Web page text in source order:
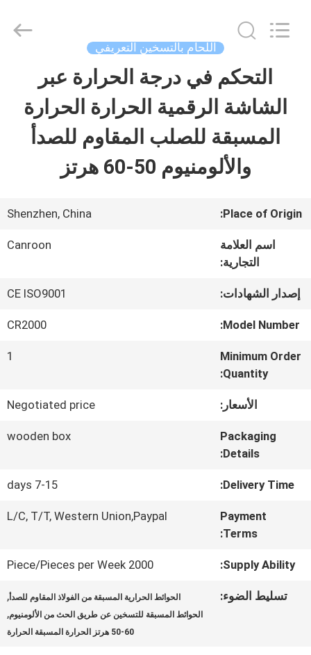
المنتجات
بنا
في
المعمل
ضبط
الجودة
اتصل
بنا
اقتباس
Electrical
Appliances
اللحام بالتسخين التعريفي
التحكم في درجة الحرارة عبر
الشاشة الرقمية الحرارة الحرارة
المسبقة للصلب المقاوم للصدأ
والألومنيوم 50-60 هرتز
Place of Origin:
Shenzhen, China
اسم العلامة
التجارية:
Canroon
إصدار الشهادات: CE ISO9001
Model Number:
CR2000
Minimum Order
Quantity:
1
الأسعار: Negotiated price
Packaging
Details:
wooden box
Delivery Time:
7-15 days
Payment
Terms:
L/C, T/T, Western Union,Paypal
Supply Ability:
2000 Piece/Pieces per Week
تسليط الضوء: الحوائط الحرارية المسبقة من الفولاذ المقاوم للصدأ ,
الحوائط المسبقة للتسخين عن طريق الحث من الألومنيوم,
50-60 هرتز الحرارة المسبقة الحرارة